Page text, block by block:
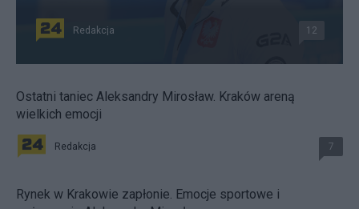
Redakcja 12
Ostatni taniec Aleksandry Mirosław. Kraków areną
wielkich emocji
Redakcja 7
Rynek w Krakowie zapłonie. Emocje sportowe i